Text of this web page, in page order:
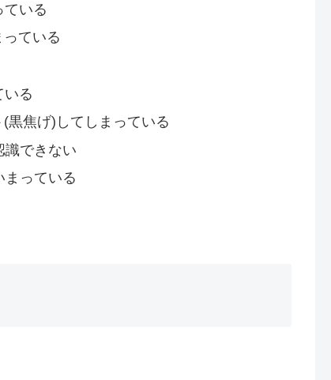
いる
ている
いる
黒焦げ)してしまっている
識できない
まっている